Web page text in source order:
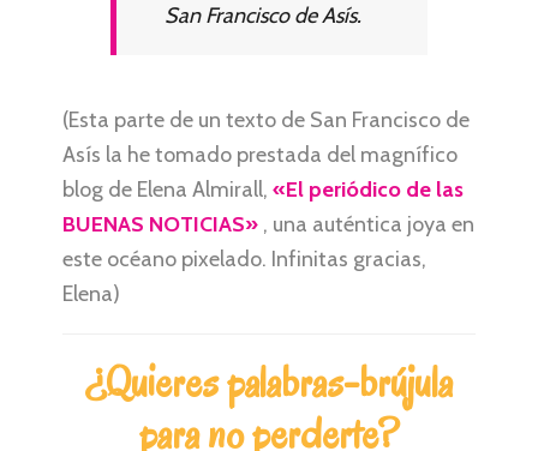
San Francisco de Asís.
(Esta parte de un texto de San Francisco de
Asís la he tomado prestada del magnífico
blog de Elena Almirall,«El periódico de las
BUENAS NOTICIAS» , una auténtica joya en
este océano pixelado. Infinitas gracias,
Elena)
¿Quieres palabras-brújula
para no perderte?